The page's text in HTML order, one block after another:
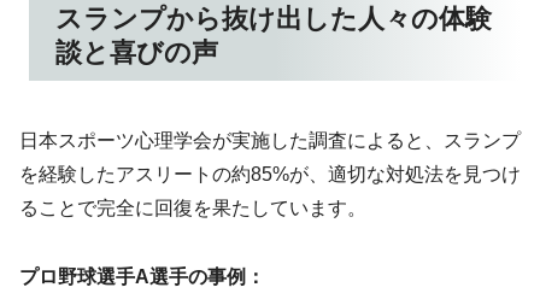
スランプから抜け出した人々の体験
談と喜びの声
日本スポーツ心理学会が実施した調査によると、スランプ
を経験したアスリートの約85%が、適切な対処法を見つけ
ることで完全に回復を果たしています。
プロ野球選手A選手の事例：